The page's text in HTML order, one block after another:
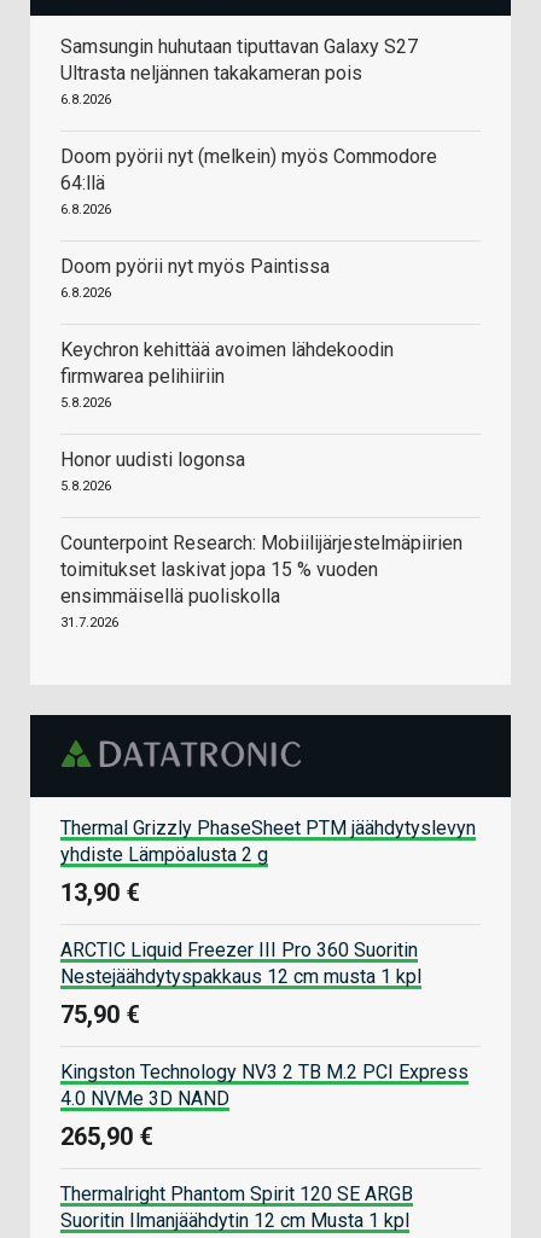
Samsungin huhutaan tiputtavan Galaxy S27
Ultrasta neljännen takakameran pois
6.8.2026
Doom pyörii nyt (melkein) myös Commodore
64:llä
6.8.2026
Doom pyörii nyt myös Paintissa
6.8.2026
Keychron kehittää avoimen lähdekoodin
firmwarea pelihiiriin
5.8.2026
Honor uudisti logonsa
5.8.2026
Counterpoint Research: Mobiilijärjestelmäpiirien
toimitukset laskivat jopa 15 % vuoden
ensimmäisellä puoliskolla
31.7.2026
Thermal Grizzly PhaseSheet PTM jäähdytyslevyn
yhdiste Lämpöalusta 2 g
13,90 €
ARCTIC Liquid Freezer III Pro 360 Suoritin
Nestejäähdytyspakkaus 12 cm musta 1 kpl
75,90 €
Kingston Technology NV3 2 TB M.2 PCI Express
4.0 NVMe 3D NAND
265,90 €
Thermalright Phantom Spirit 120 SE ARGB
Suoritin Ilmanjäähdytin 12 cm Musta 1 kpl